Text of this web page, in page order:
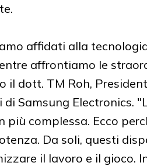
affidati alla
affrontiamo le
il dott. TM Roh,
Samsung Electronics.
più complessa. Ecco
Da soli, questi
il lavoro e il gioco.